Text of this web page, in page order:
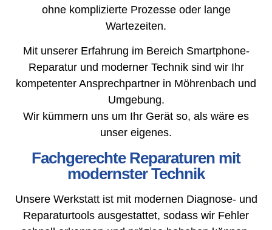
ohne komplizierte Prozesse oder lange
Wartezeiten.
Mit unserer Erfahrung im Bereich Smartphone-
Reparatur und moderner Technik sind wir Ihr
kompetenter Ansprechpartner in Möhrenbach und
Umgebung.
Wir kümmern uns um Ihr Gerät so, als wäre es
unser eigenes.
Fachgerechte Reparaturen mit
modernster Technik
Unsere Werkstatt ist mit modernen Diagnose- und
Reparaturtools ausgestattet, sodass wir Fehler